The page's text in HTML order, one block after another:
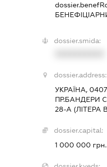
dossier.smida:
dossier.address:
УКРАЇНА,
ПР.БАНДЕРИ
28-А (ЛІТЕРА
dossier.capital:
1 000 000 грн.